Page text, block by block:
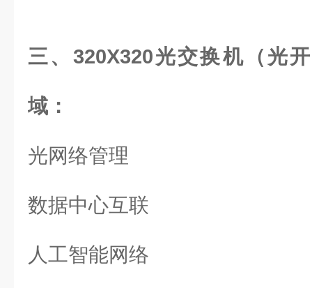
三、320X320光交换机（光
域：
光网络管理
数据中心互联
人工智能网络